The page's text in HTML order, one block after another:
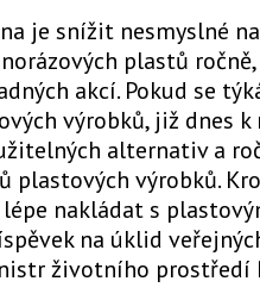
je snížit nesmyslné
plastů ročně,
akcí. Pokud se
výrobků, již dnes
alternativ a
plastových výrobků.
nakládat s
na úklid
životního prostředí